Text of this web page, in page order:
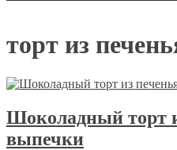
торт из
Шоколадный торт
выпечки